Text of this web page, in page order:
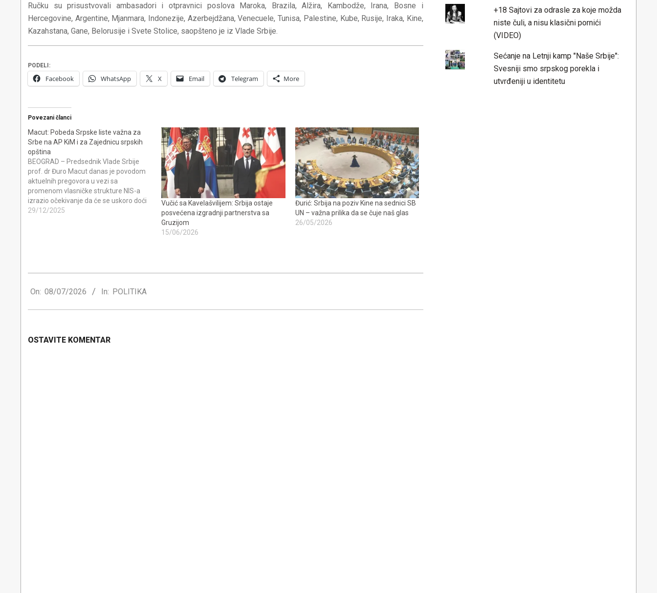
Ručku su prisustvovali ambasadori i otpravnici poslova Maroka, Brazila, Alžira, Kambodže, Irana, Bosne i
Hercegovine, Argentine, Mjanmara, Indonezije, Azerbejdžana, Venecuele, Tunisa, Palestine, Kube, Rusije, Iraka, Kine,
Kazahstana, Gane, Belorusije i Svete Stolice, saopšteno je iz Vlade Srbije.
PODELI:
Facebook WhatsApp X Email Telegram More
Povezani članci
Macut: Pobeda Srpske liste važna za
Srbe na AP KiM i za Zajednicu srpskih
opština
BEOGRAD – Predsednik Vlade Srbije
prof. dr Đuro Macut danas je povodom
aktuelnih pregovora u vezi sa
promenom vlasničke strukture NIS-a
izrazio očekivanje da će se uskoro doći
do rešenja i ocenio da je dobro što je
29/12/2025
Vučić sa Kavelašvilijem: Srbija ostaje
posvećena izgradnji partnerstva sa
Gruzijom
15/06/2026
Đurić: Srbija na poziv Kine na sednici SB
UN – važna prilika da se čuje naš glas
26/05/2026
07-
On: 08/07/2026 In: POLITIKA
OSTAVITE KOMENTAR
+18 Sajtovi za odrasle za koje možda
niste čuli, a nisu klasični pornići
(VIDEO)
Sećanje na Letnji kamp "Naše Srbije":
Svesniji smo srpskog porekla i
utvrđeniji u identitetu